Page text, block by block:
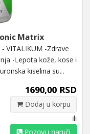
Matrix
- VITALIKUM -Zdrave
-Lepota kože, kose i
kiselina su...
1690,00 RSD
Dodaj u korpu
ili
Pozovi i naruči